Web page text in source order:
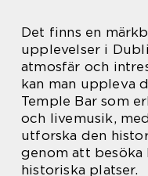
Det finns en
upplevelser i
atmosfär och
kan man uppleva
Temple Bar som
och livemusik,
utforska den
genom att besöka
historiska platser.